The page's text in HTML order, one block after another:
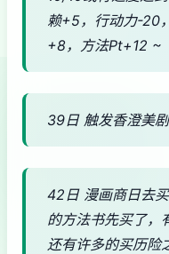
赖+5，行动力-20
+8，方法Pt+12 ~
39日 触发香澄美
42日 漫画商日去
的方法书先买了，
还有许多的买历险